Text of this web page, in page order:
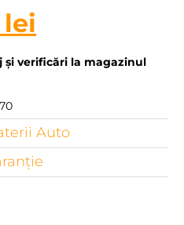
lei
verificări la magazinul
Auto